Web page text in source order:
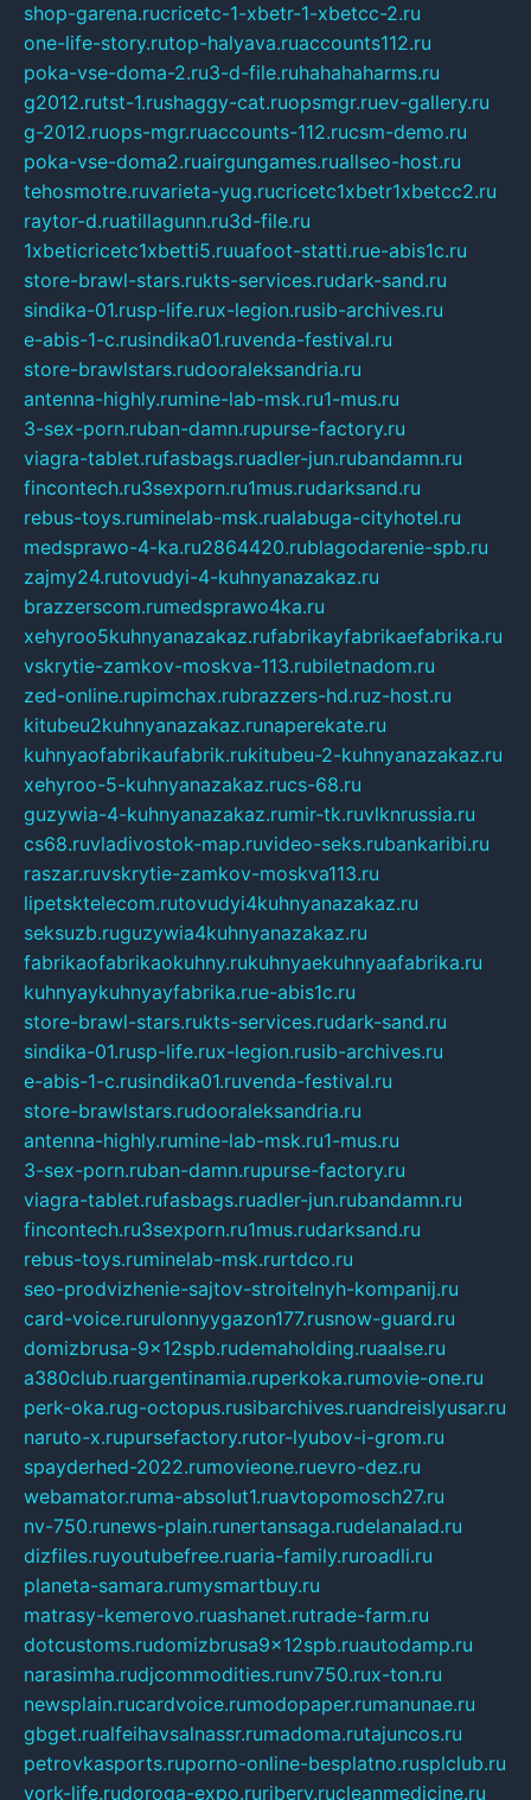
shop-garena.rucricetc-1-xbetr-1-xbetcc-2.ru
one-life-story.rutop-halyava.ruaccounts112.ru
poka-vse-doma-2.ru3-d-file.ruhahahaharms.ru
g2012.rutst-1.rushaggy-cat.ruopsmgr.ruev-gallery.ru
g-2012.ruops-mgr.ruaccounts-112.rucsm-demo.ru
poka-vse-doma2.ruairgungames.ruallseo-host.ru
tehosmotre.ruvarieta-yug.rucricetc1xbetr1xbetcc2.ru
raytor-d.ruatillagunn.ru3d-file.ru
1xbeticricetc1xbetti5.ruuafoot-statti.rue-abis1c.ru
store-brawl-stars.rukts-services.rudark-sand.ru
sindika-01.rusp-life.rux-legion.rusib-archives.ru
e-abis-1-c.rusindika01.ruvenda-festival.ru
store-brawlstars.rudooraleksandria.ru
antenna-highly.rumine-lab-msk.ru1-mus.ru
3-sex-porn.ruban-damn.rupurse-factory.ru
viagra-tablet.rufasbags.ruadler-jun.rubandamn.ru
fincontech.ru3sexporn.ru1mus.rudarksand.ru
rebus-toys.ruminelab-msk.rualabuga-cityhotel.ru
medsprawo-4-ka.ru2864420.rublagodarenie-spb.ru
zajmy24.rutovudyi-4-kuhnyanazakaz.ru
brazzerscom.rumedsprawo4ka.ru
xehyroo5kuhnyanazakaz.rufabrikayfabrikaefabrika.ru
vskrytie-zamkov-moskva-113.rubiletnadom.ru
zed-online.rupimchax.rubrazzers-hd.ruz-host.ru
kitubeu2kuhnyanazakaz.runaperekate.ru
kuhnyaofabrikaufabrik.rukitubeu-2-kuhnyanazakaz.ru
xehyroo-5-kuhnyanazakaz.rucs-68.ru
guzywia-4-kuhnyanazakaz.rumir-tk.ruvlknrussia.ru
cs68.ruvladivostok-map.ruvideo-seks.rubankaribi.ru
raszar.ruvskrytie-zamkov-moskva113.ru
lipetsktelecom.rutovudyi4kuhnyanazakaz.ru
seksuzb.ruguzywia4kuhnyanazakaz.ru
fabrikaofabrikaokuhny.rukuhnyaekuhnyaafabrika.ru
kuhnyaykuhnyayfabrika.rue-abis1c.ru
store-brawl-stars.rukts-services.rudark-sand.ru
sindika-01.rusp-life.rux-legion.rusib-archives.ru
e-abis-1-c.rusindika01.ruvenda-festival.ru
store-brawlstars.rudooraleksandria.ru
antenna-highly.rumine-lab-msk.ru1-mus.ru
3-sex-porn.ruban-damn.rupurse-factory.ru
viagra-tablet.rufasbags.ruadler-jun.rubandamn.ru
fincontech.ru3sexporn.ru1mus.rudarksand.ru
rebus-toys.ruminelab-msk.rurtdco.ru
seo-prodvizhenie-sajtov-stroitelnyh-kompanij.ru
card-voice.rurulonnyygazon177.rusnow-guard.ru
domizbrusa-9x12spb.rudemaholding.ruaalse.ru
a380club.ruargentinamia.ruperkoka.rumovie-one.ru
perk-oka.rug-octopus.rusibarchives.ruandreislyusar.ru
naruto-x.rupursefactory.rutor-lyubov-i-grom.ru
spayderhed-2022.rumovieone.ruevro-dez.ru
webamator.ruma-absolut1.ruavtopomosch27.ru
nv-750.runews-plain.runertansaga.rudelanalad.ru
dizfiles.ruyoutubefree.ruaria-family.ruroadli.ru
planeta-samara.rumysmartbuy.ru
matrasy-kemerovo.ruashanet.rutrade-farm.ru
dotcustoms.rudomizbrusa9x12spb.ruautodamp.ru
narasimha.rudjcommodities.runv750.rux-ton.ru
newsplain.rucardvoice.rumodopaper.rumanunae.ru
gbget.rualfeihavsalnassr.rumadoma.rutajuncos.ru
petrovkasports.ruporno-online-besplatno.rusplclub.ru
york-life.rudoroga-expo.ruribery.rucleanmedicine.ru